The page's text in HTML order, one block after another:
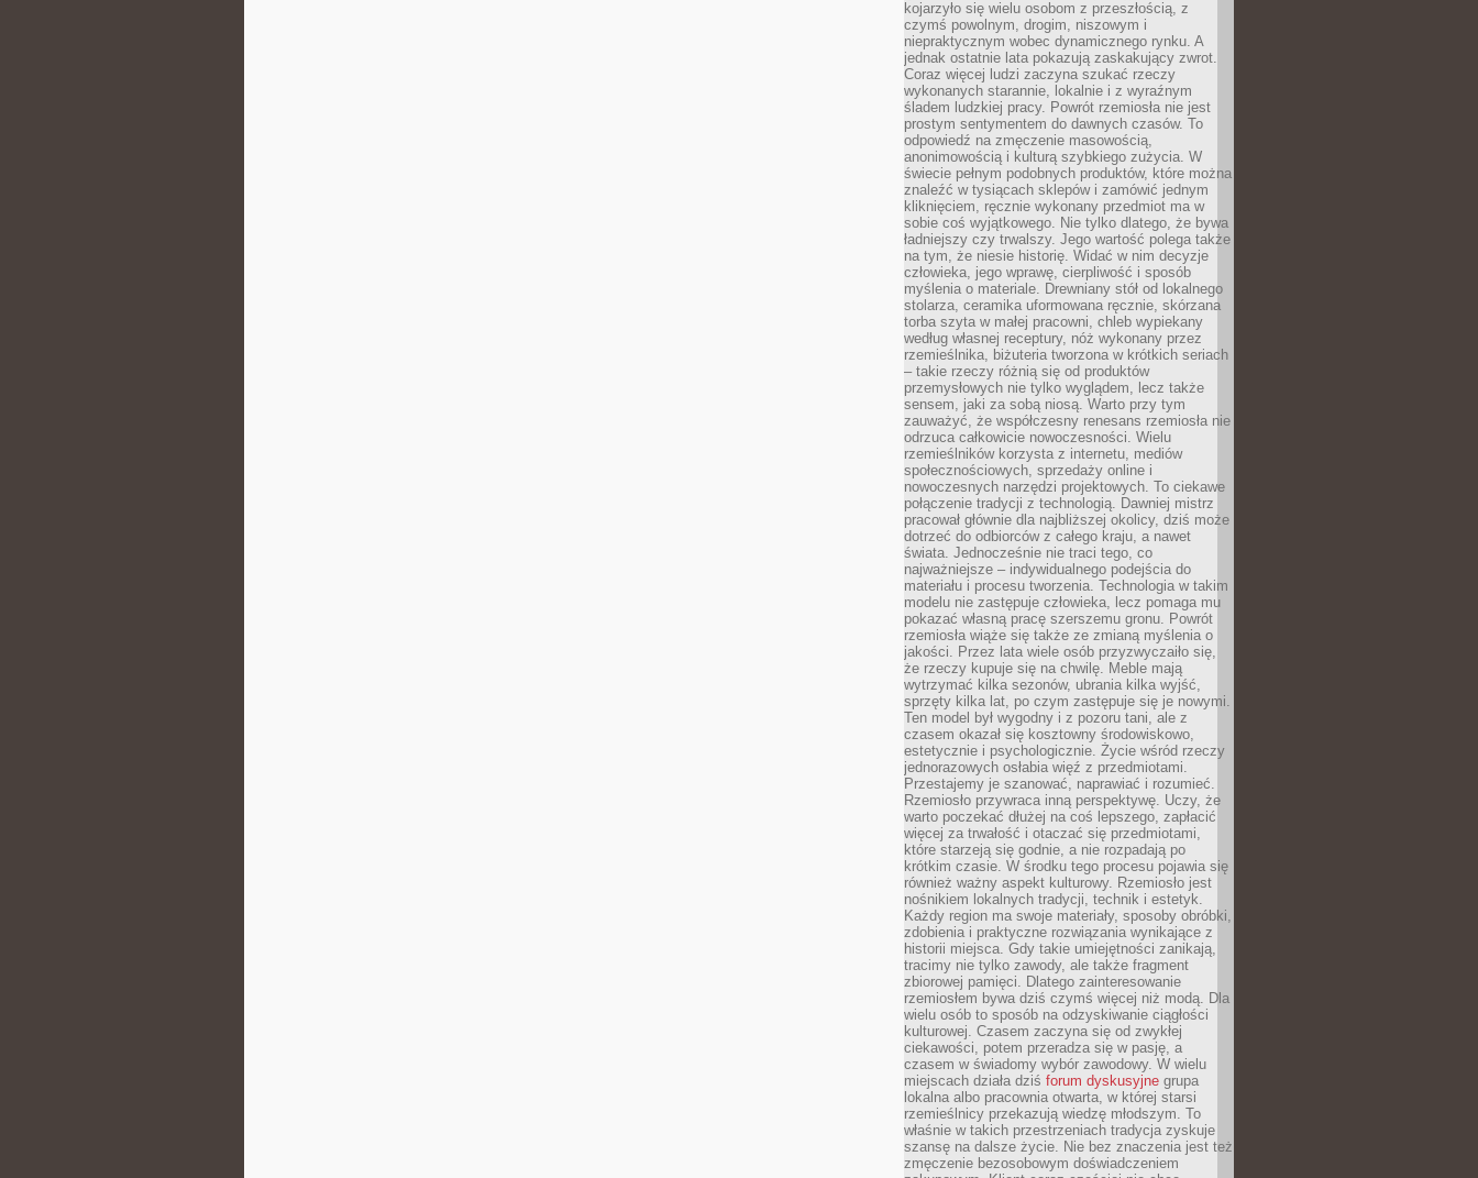
kojarzyło się wielu osobom z przeszłością, z
czymś powolnym, drogim, niszowym i
niepraktycznym wobec dynamicznego rynku. A
jednak ostatnie lata pokazują zaskakujący zwrot.
Coraz więcej ludzi zaczyna szukać rzeczy
wykonanych starannie, lokalnie i z wyraźnym
śladem ludzkiej pracy. Powrót rzemiosła nie jest
prostym sentymentem do dawnych czasów. To
odpowiedź na zmęczenie masowością,
anonimowością i kulturą szybkiego zużycia. W
świecie pełnym podobnych produktów, które można
znaleźć w tysiącach sklepów i zamówić jednym
kliknięciem, ręcznie wykonany przedmiot ma w
sobie coś wyjątkowego. Nie tylko dlatego, że bywa
ładniejszy czy trwalszy. Jego wartość polega także
na tym, że niesie historię. Widać w nim decyzje
człowieka, jego wprawę, cierpliwość i sposób
myślenia o materiale. Drewniany stół od lokalnego
stolarza, ceramika uformowana ręcznie, skórzana
torba szyta w małej pracowni, chleb wypiekany
według własnej receptury, nóż wykonany przez
rzemieślnika, biżuteria tworzona w krótkich seriach
– takie rzeczy różnią się od produktów
przemysłowych nie tylko wyglądem, lecz także
sensem, jaki za sobą niosą. Warto przy tym
zauważyć, że współczesny renesans rzemiosła nie
odrzuca całkowicie nowoczesności. Wielu
rzemieślników korzysta z internetu, mediów
społecznościowych, sprzedaży online i
nowoczesnych narzędzi projektowych. To ciekawe
połączenie tradycji z technologią. Dawniej mistrz
pracował głównie dla najbliższej okolicy, dziś może
dotrzeć do odbiorców z całego kraju, a nawet
świata. Jednocześnie nie traci tego, co
najważniejsze – indywidualnego podejścia do
materiału i procesu tworzenia. Technologia w takim
modelu nie zastępuje człowieka, lecz pomaga mu
pokazać własną pracę szerszemu gronu. Powrót
rzemiosła wiąże się także ze zmianą myślenia o
jakości. Przez lata wiele osób przyzwyczaiło się,
że rzeczy kupuje się na chwilę. Meble mają
wytrzymać kilka sezonów, ubrania kilka wyjść,
sprzęty kilka lat, po czym zastępuje się je nowymi.
Ten model był wygodny i z pozoru tani, ale z
czasem okazał się kosztowny środowiskowo,
estetycznie i psychologicznie. Życie wśród rzeczy
jednorazowych osłabia więź z przedmiotami.
Przestajemy je szanować, naprawiać i rozumieć.
Rzemiosło przywraca inną perspektywę. Uczy, że
warto poczekać dłużej na coś lepszego, zapłacić
więcej za trwałość i otaczać się przedmiotami,
które starzeją się godnie, a nie rozpadają po
krótkim czasie. W środku tego procesu pojawia się
również ważny aspekt kulturowy. Rzemiosło jest
nośnikiem lokalnych tradycji, technik i estetyk.
Każdy region ma swoje materiały, sposoby obróbki,
zdobienia i praktyczne rozwiązania wynikające z
historii miejsca. Gdy takie umiejętności zanikają,
tracimy nie tylko zawody, ale także fragment
zbiorowej pamięci. Dlatego zainteresowanie
rzemiosłem bywa dziś czymś więcej niż modą. Dla
wielu osób to sposób na odzyskiwanie ciągłości
kulturowej. Czasem zaczyna się od zwykłej
ciekawości, potem przeradza się w pasję, a
czasem w świadomy wybór zawodowy. W wielu
miejscach działa dziś forum dyskusyjne grupa
lokalna albo pracownia otwarta, w której starsi
rzemieślnicy przekazują wiedzę młodszym. To
właśnie w takich przestrzeniach tradycja zyskuje
szansę na dalsze życie. Nie bez znaczenia jest też
zmęczenie bezosobowym doświadczeniem